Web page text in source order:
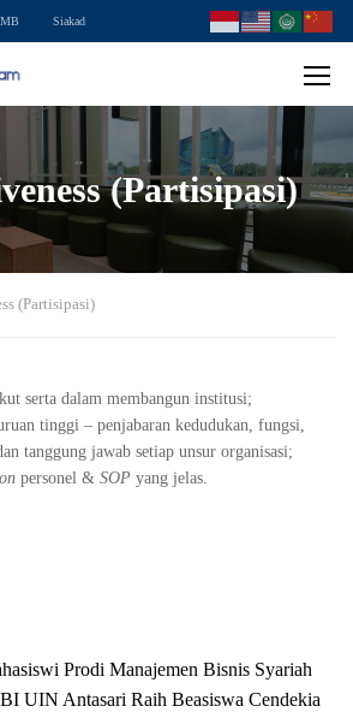
Siakad
(Partisipasi)
(Partisipasi)
serta dalam membangun institusi;
tinggi – penjabaran kedudukan, fungsi,
tanggung jawab setiap unsur organisasi;
personel & SOP yang jelas.
Prodi Manajemen Bisnis Syariah
UIN Antasari Raih Beasiswa Cendekia